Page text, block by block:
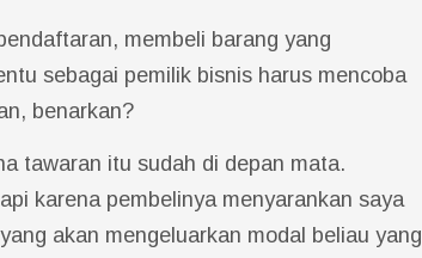
membeli barang yang
sebagai pemilik bisnis harus mencoba
benarkan?
tawaran itu sudah di depan mata.
karena pembelinya menyarankan saya
akan mengeluarkan modal beliau yang